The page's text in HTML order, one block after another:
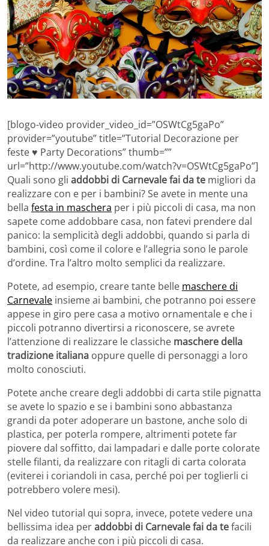
[blogo-video provider_video_id=”OSWtCg5gaPo”
provider=”youtube” title=”Tutorial Decorazione per
feste ♥ Party Decorations” thumb=””
url=”http://www.youtube.com/watch?v=OSWtCg5gaPo”]
Quali sono gli addobbi di Carnevale fai da te migliori da
realizzare con e per i bambini? Se avete in mente una
bella festa in maschera per i più piccoli di casa, ma non
sapete come addobbare casa, non fatevi prendere dal
panico: la semplicità degli addobbi, quando si parla di
bambini, così come il colore e l’allegria sono le parole
d’ordine. Tra l’altro molto semplici da realizzare.
Potete, ad esempio, creare tante belle maschere di
Carnevale insieme ai bambini, che potranno poi essere
appese in giro pere casa a motivo ornamentale e che i
piccoli potranno divertirsi a riconoscere, se avrete
l’attenzione di realizzare le classiche maschere della
tradizione italiana oppure quelle di personaggi a loro
molto conosciuti.
Potete anche creare degli addobbi di carta stile pignatta
se avete lo spazio e se i bambini sono abbastanza
grandi da poter adoperare un bastone, anche solo di
plastica, per poterla rompere, altrimenti potete far
piovere dal soffitto, dai lampadari e dalle porte colorate
stelle filanti, da realizzare con ritagli di carta colorata
(eviterei i coriandoli in casa, perché poi per toglierli ci
potrebbero volere mesi).
Nel video tutorial qui sopra, invece, potete vedere una
bellissima idea peraddobbi di Carnevale fai da tefacili
da realizzare anche con i più piccoli di casa.